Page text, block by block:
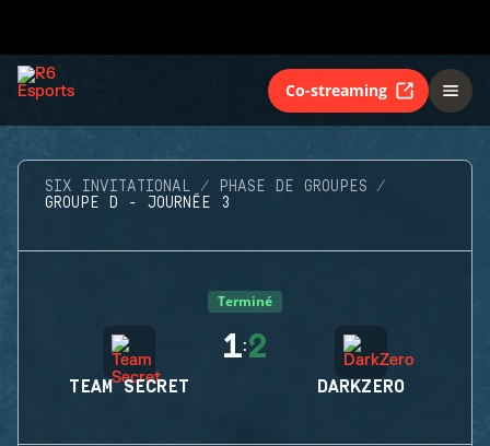
Co-streaming
SIX INVITATIONAL
PHASE DE GROUPES
GROUPE D - JOURNÉE 3
Terminé
TEAM SECRET
1:2
DARKZERO